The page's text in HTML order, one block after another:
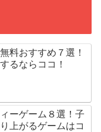
料おすすめ７選！
るならココ！
ーゲーム８選！子
上がるゲームはコ